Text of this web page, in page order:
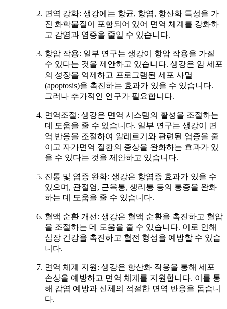
면역 강화: 생강에는 항균, 항염, 항산화 특성을 가
진 화학물질이 포함되어 있어 면역 체계를 강화하
고 감염과 염증을 줄일 수 있습니다.
항암 작용: 일부 연구는 생강이 항암 작용을 가질
수 있다는 것을 제안하고 있습니다. 생강은 암 세포
의 성장을 억제하고 프로그램된 세포 사멸
(apoptosis)을 촉진하는 효과가 있을 수 있습니다.
그러나 추가적인 연구가 필요합니다.
면역조절: 생강은 면역 시스템의 활성을 조절하는
데 도움을 줄 수 있습니다. 일부 연구는 생강이 면
역 반응을 조절하여 알레르기와 관련된 염증을 줄
이고 자가면역 질환의 증상을 완화하는 효과가 있
을 수 있다는 것을 제안하고 있습니다.
진통 및 염증 완화: 생강은 항염증 효과가 있을 수
있으며, 관절염, 근육통, 생리통 등의 통증을 완화
하는 데 도움을 줄 수 있습니다.
혈액 순환 개선: 생강은 혈액 순환을 촉진하고 혈압
을 조절하는 데 도움을 줄 수 있습니다. 이로 인해
심장 건강을 촉진하고 혈전 형성을 예방할 수 있습
니다.
면역 체계 지원: 생강은 항산화 작용을 통해 세포
손상을 예방하고 면역 체계를 지원합니다. 이를 통
해 감염 예방과 신체의 적절한 면역 반응을 돕습니
다.